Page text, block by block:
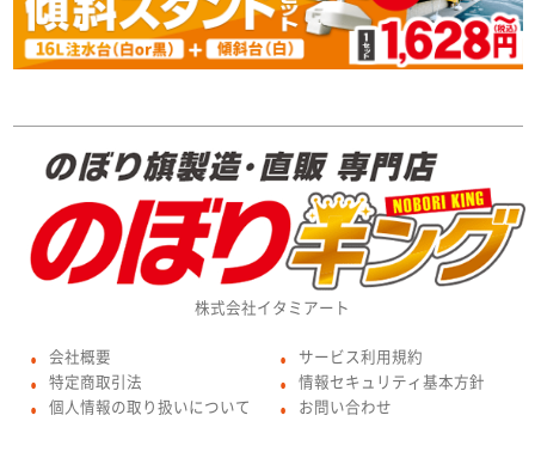
株式会社イタミアート
● 会社概要
● 特定商取引法
● 個人情報の取り扱いについて
● サービス利用規約
● 情報セキュリティ基本方針
● お問い合わせ